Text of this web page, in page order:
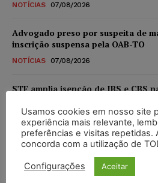
NOTÍCIAS 07/08/2026
Advogado preso por suspeita de
inscrição suspensa pela OAB-TO
NOTÍCIAS 07/08/2026
STF amplia isenção de IBS e CBS
níveis
DIREITO TRIBUTÁRIO 07/08/2026
Justiça do Trabalho mantém justa
vendia canetas emagrecedoras no
Usamos cookies em nosso site
experiência mais relevante,
preferências e visitas repetidas.
concorda com a utilização de
Configurações Aceitar